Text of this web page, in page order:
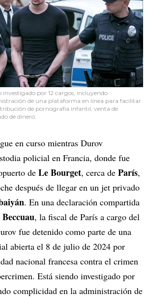
investigado por 12 cargos, incluyendo
de una plataforma en línea para facilitar
de pornografía infantil, venta de
de dinero.
en curso mientras Durov
policial en Francia, donde fue
de Le Bourget, cerca de París,
después de llegar en un jet privado
. En una declaración compartida
, la fiscal de París a cargo del
fue detenido como parte de una
abierta el 8 de julio de 2024 por
nacional francesa contra el crimen
Está siendo investigado por
complicidad en la administración de